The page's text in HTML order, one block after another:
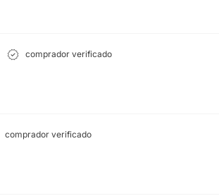
comprador verificado
comprador verificado